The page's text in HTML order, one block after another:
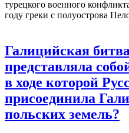
турецкого военного
году греки с полуострова
Галицийская
представляла
в ходе которой
присоединила
польских земель?